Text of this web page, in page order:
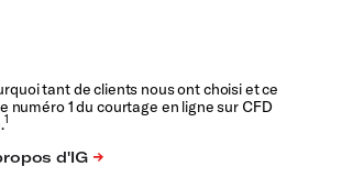
tant de clients nous ont choisi et ce
numéro 1 du courtage en ligne sur CFD
1